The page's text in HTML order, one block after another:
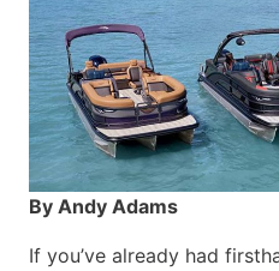
By Andy Adams
If you’ve already had